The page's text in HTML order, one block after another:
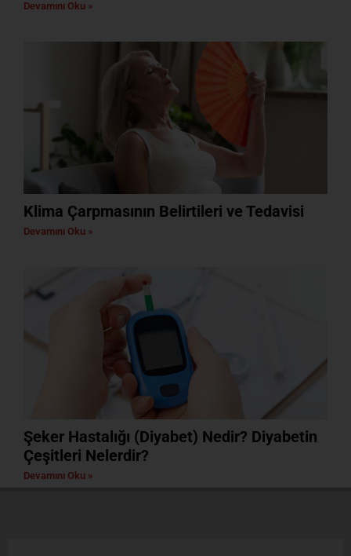
Devamını Oku »
Klima Çarpmasının Belirtileri ve Tedavisi
Devamını Oku »
Şeker Hastalığı (Diyabet) Nedir? Diyabetin
Çeşitleri Nelerdir?
Devamını Oku »